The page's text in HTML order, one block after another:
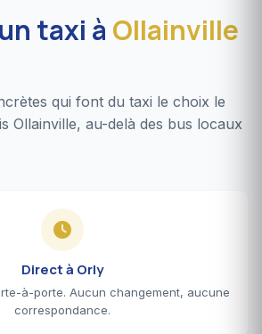
taxi à Ollainville
qui font du taxi le choix le
Ollainville, au-delà des bus locaux
Direct à Orly
à-porte. Aucun changement, aucune
correspondance.